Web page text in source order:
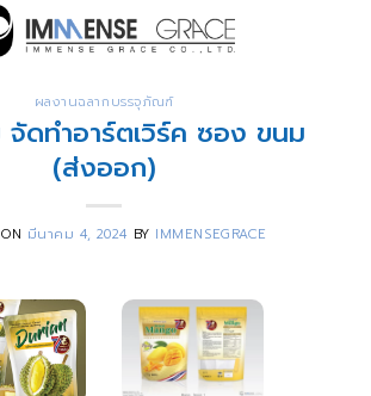
ผลงานฉลากบรรจุภัณฑ์
ดทำอาร์ตเวิร์ค ซอง ขนม
(ส่งออก)
มีนาคม 4, 2024 BY IMMENSEGRACE